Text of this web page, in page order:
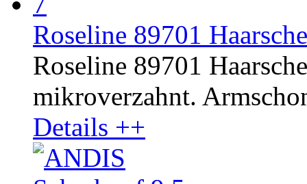
Roseline 89701
Roseline 89701
mikroverzahnt.
Details ++